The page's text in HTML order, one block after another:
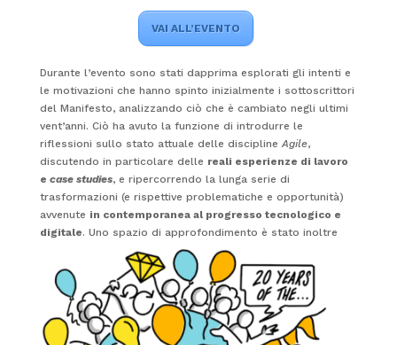
VAI ALL’EVENTO
Durante l’evento sono stati dapprima esplorati gli intenti e
le motivazioni che hanno spinto inizialmente i sottoscrittori
del Manifesto, analizzando ciò che è cambiato negli ultimi
vent’anni. Ciò ha avuto la funzione di introdurre le
riflessioni sullo stato attuale delle disciplineAgile,
discutendo in particolare delle reali esperienze di lavoro
e case studies, e ripercorrendo la lunga serie di
trasformazioni (e rispettive problematiche e opportunità)
avvenute in contemporanea al progresso tecnologico e
digitale. Uno spazio di approfondimento è stato inoltre